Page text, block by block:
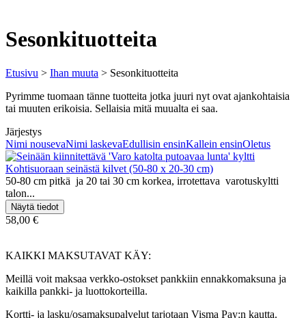
Sesonkituotteita
Etusivu > Ihan muuta > Sesonkituotteita
Pyrimme tuomaan tänne tuotteita jotka juuri nyt ovat ajankohtaisia
tai muuten erikoisia. Sellaisia mitä muualta ei saa.
Järjestys
Nimi nousevaNimi laskevaEdullisin ensinKallein ensinOletus
Kohtisuoraan seinästä kilvet (50-80 x 20-30 cm)
50-80 cm pitkä ja 20 tai 30 cm korkea, irrotettava varotuskyltti
talon...
58,00 €
KAIKKI MAKSUTAVAT KÄY:
Meillä voit maksaa verkko-ostokset pankkiin ennakkomaksuna ja
kaikilla pankki- ja luottokorteilla.
Kortti- ja lasku/osamaksupalvelut tarjotaan Visma Pay:n kautta.